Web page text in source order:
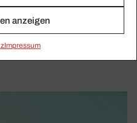
anzeigen
Impressum
Currentzis, Simon
in Wien, Maxim Berin als